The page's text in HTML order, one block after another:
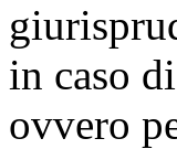
in caso
ovvero